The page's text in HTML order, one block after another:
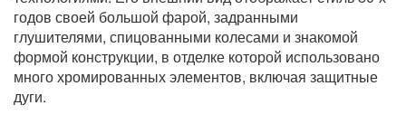
годов своей большой фарой, задранными
глушителями, спицованными колесами и знакомой
формой конструкции, в отделке которой использовано
много хромированных элементов, включая защитные
дуги.